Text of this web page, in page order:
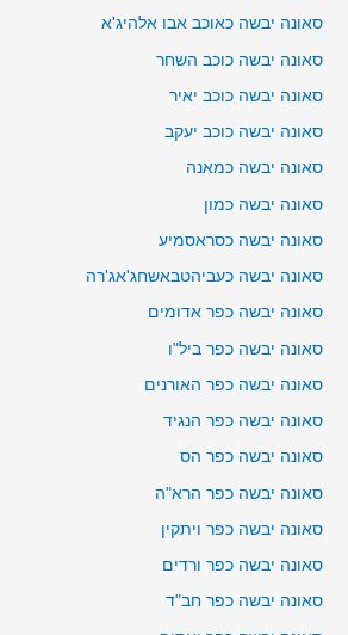
סאונה יבשה כאוכב אבו אלהיג'א
סאונה יבשה כוכב השחר
סאונה יבשה כוכב יאיר
סאונה יבשה כוכב יעקב
סאונה יבשה כמאנה
סאונה יבשה כמון
סאונה יבשה כסראסמיע
סאונה יבשה כעביהטבאשחג'אג'רה
סאונה יבשה כפר אדומים
סאונה יבשה כפר ביל"ו
סאונה יבשה כפר האורנים
סאונה יבשה כפר הנגיד
סאונה יבשה כפר הס
סאונה יבשה כפר הרא"ה
סאונה יבשה כפר ויתקין
סאונה יבשה כפר ורדים
סאונה יבשה כפר חב"ד